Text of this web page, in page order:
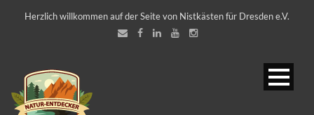
Herzlich willkommen auf der Seite von Nistkästen für Dresden e.V.